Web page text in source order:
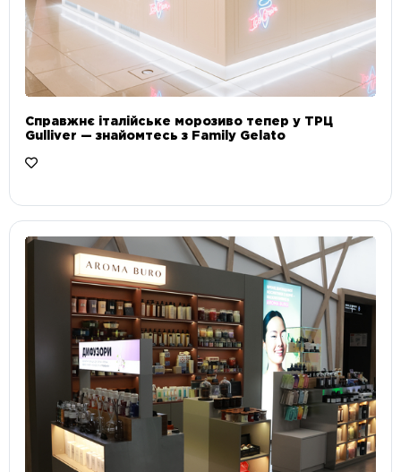
Справжнє італійське морозиво тепер у ТРЦ
Gulliver — знайомтесь з Family Gelato